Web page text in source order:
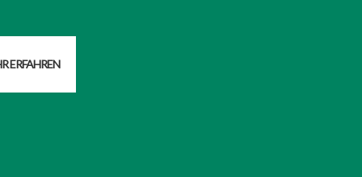
ERFAHREN